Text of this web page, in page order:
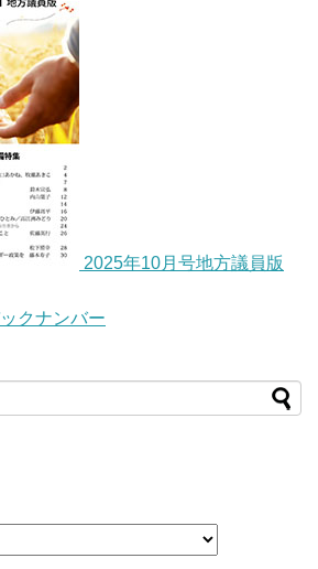
2025年10月号地方議員版
クナンバー